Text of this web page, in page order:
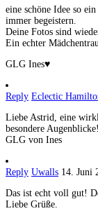
eine schöne Idee so
immer begeistern.
Deine Fotos sind
Ein echter
GLG Ines♥
Reply Eclectic
Liebe Astrid, eine
besondere Augenblicke!
GLG von Ines
Reply Uwalls 14. Juni
Das ist echt voll gut!
Liebe Grüße.